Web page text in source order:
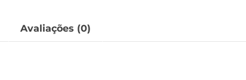
Avaliações (0)